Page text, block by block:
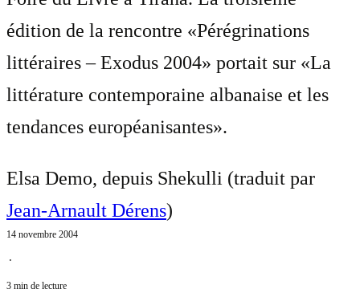
édition de la rencontre «Pérégrinations
littéraires – Exodus 2004» portait sur «La
littérature contemporaine albanaise et les
tendances européanisantes».
Elsa Demo, depuis Shekulli (traduit par
Jean-Arnault Dérens)
14 novembre 2004
⋅
3 min de lecture